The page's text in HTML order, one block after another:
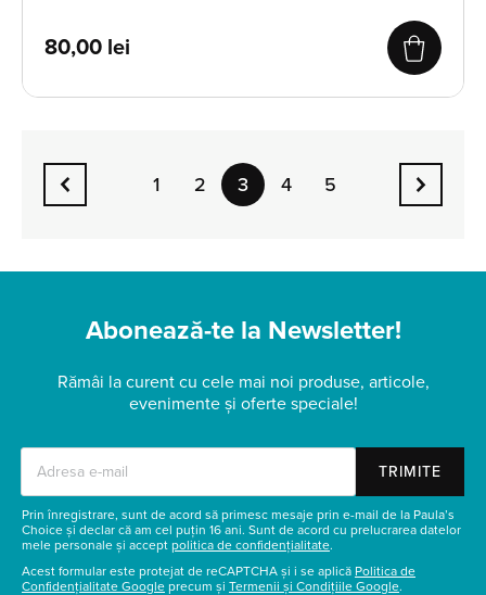
80,00 lei
1 2 3 4 5
Abonează-te la Newsletter!
Rămâi la curent cu cele mai noi produse, articole,
evenimente și oferte speciale!
TRIMITE
Prin înregistrare, sunt de acord să primesc mesaje prin e-mail de la Paula’s
Choice și declar că am cel puțin 16 ani. Sunt de acord cu prelucrarea datelor
mele personale și accept politica de confidențialitate.
Acest formular este protejat de reCAPTCHA și i se aplică Politica de
Confidențialitate Google precum și Termenii și Condițiile Google.